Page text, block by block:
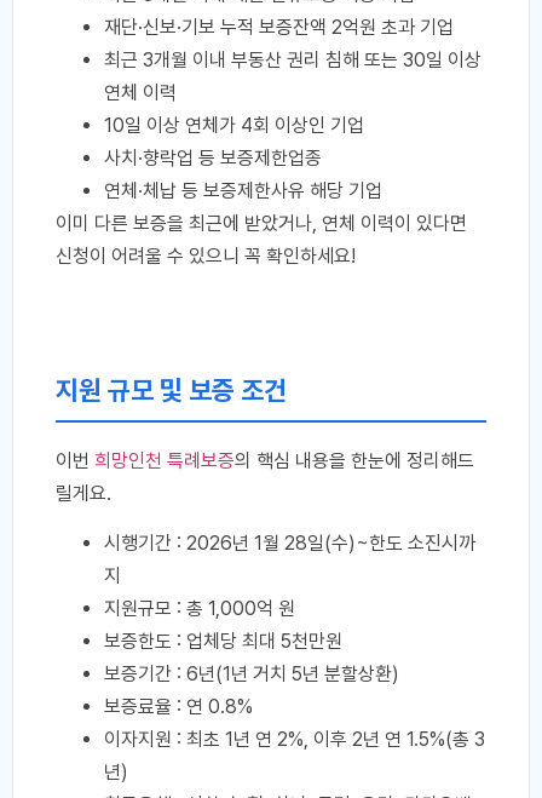
재단·신보·기보 누적 보증잔액 2억원 초과 기업
최근 3개월 이내 부동산 권리 침해 또는 30일 이상
연체 이력
10일 이상 연체가 4회 이상인 기업
사치·향락업 등 보증제한업종
연체·체납 등 보증제한사유 해당 기업
이미 다른 보증을 최근에 받았거나, 연체 이력이 있다면
신청이 어려울 수 있으니 꼭 확인하세요!
지원 규모 및 보증 조건
이번 희망인천 특례보증의 핵심 내용을 한눈에 정리해드
릴게요.
시행기간 : 2026년 1월 28일(수)~한도 소진시까
지
지원규모 : 총 1,000억 원
보증한도 : 업체당 최대 5천만원
보증기간 : 6년(1년 거치 5년 분할상환)
보증료율 : 연 0.8%
이자지원 : 최초 1년 연 2%, 이후 2년 연 1.5%(총 3
년)